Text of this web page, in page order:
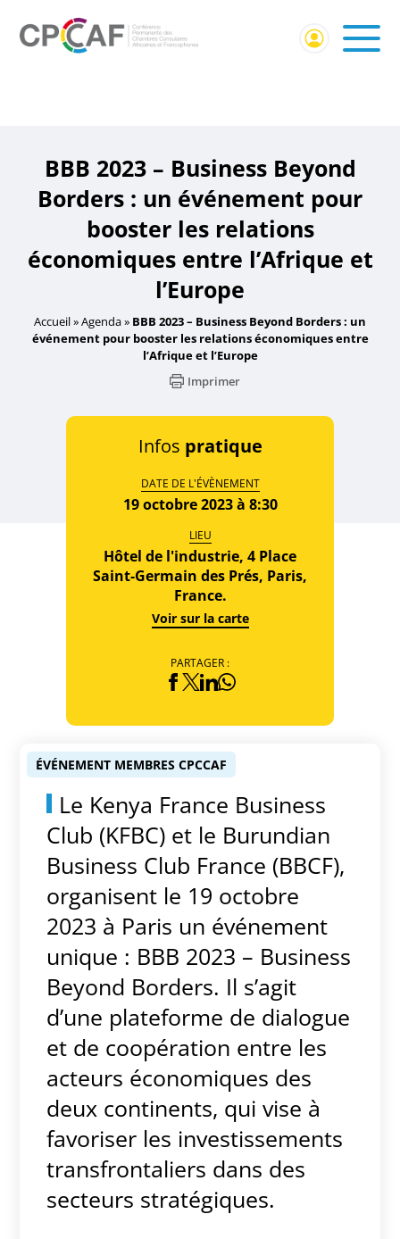
Business Beyond Borders : un événement pour booster les
relations économiques entre l’Afrique et l’Europe
BBB 2023 – Business Beyond
Borders : un événement pour
booster les relations
économiques entre l’Afrique et
l’Europe
Accueil»Agenda» BBB 2023 – Business Beyond Borders : un
événement pour booster les relations économiques entre
l’Afrique et l’Europe
Imprimer
Infos pratique
DATE DE L'ÉVÈNEMENT
19 octobre 2023 à 8:30
LIEU
Hôtel de l'industrie, 4 Place
Saint-Germain des Prés, Paris,
France.
Voir sur la carte
PARTAGER :
Le Kenya France Business
Club (KFBC) et le Burundian
Business Club France (BBCF),
organisent le 19 octobre
2023 à Paris un événement
unique : BBB 2023 – Business
Beyond Borders. Il s’agit
d’une plateforme de dialogue
et de coopération entre les
acteurs économiques des
deux continents, qui vise à
favoriser les investissements
transfrontaliers dans des
secteurs stratégiques.
ÉVÉNEMENT MEMBRES CPCCAF